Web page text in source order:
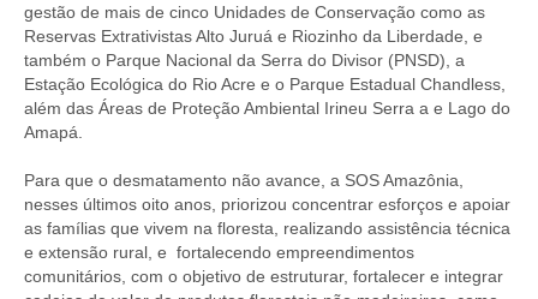
gestão de mais de cinco Unidades de Conservação como as
Reservas Extrativistas Alto Juruá e Riozinho da Liberdade, e
também o Parque Nacional da Serra do Divisor (PNSD), a
Estação Ecológica do Rio Acre e o Parque Estadual Chandless,
além das Áreas de Proteção Ambiental Irineu Serra a e Lago do
Amapá.
Para que o desmatamento não avance, a SOS Amazônia,
nesses últimos oito anos, priorizou concentrar esforços e apoiar
as famílias que vivem na floresta, realizando assistência técnica
e extensão rural, e fortalecendo empreendimentos
comunitários, com o objetivo de estruturar, fortalecer e integrar